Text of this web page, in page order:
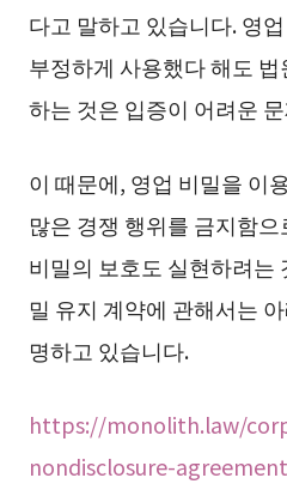
다고 말하고 있습니다. 영
부정하게 사용했다 해도
하는 것은 입증이 어려운
이 때문에, 영업 비밀을 이
많은 경쟁 행위를 금지함
비밀의 보호도 실현하려는
밀 유지 계약에 관해서는
명하고 있습니다.
https://monolith.law/
nondisclosure-